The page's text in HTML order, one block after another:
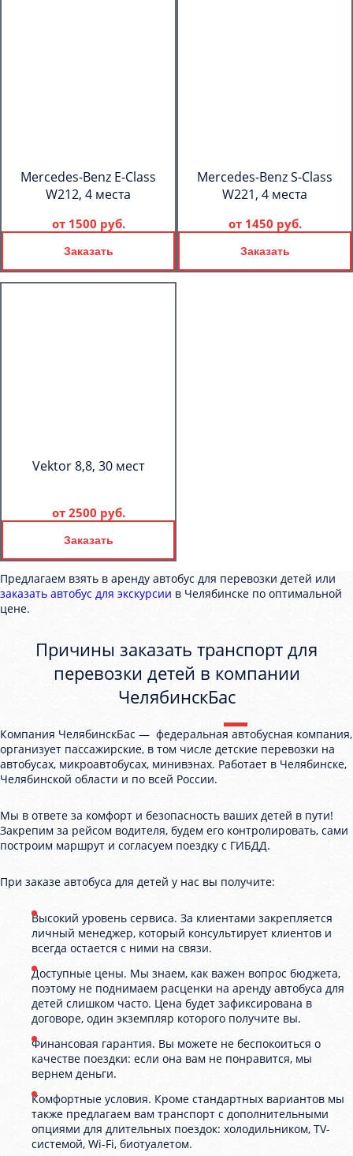
Mercedes-Benz E-Class
W212, 4 места
от 1500 руб.
Заказать
Mercedes-Benz S-Class
W221, 4 места
от 1450 руб.
Заказать
Vektor 8,8, 30 мест
от 2500 руб.
Заказать
Предлагаем взять в аренду автобус для перевозки детей или
заказать автобус для экскурсии в Челябинске по оптимальной
цене.
Причины заказать транспорт для
перевозки детей в компании
ЧелябинскБас
Компания ЧелябинскБас — федеральная автобусная компания,
организует пассажирские, в том числе детские перевозки на
автобусах, микроавтобусах, минивэнах. Работает в Челябинске,
Челябинской области и по всей России.
Мы в ответе за комфорт и безопасность ваших детей в пути!
Закрепим за рейсом водителя, будем его контролировать, сами
построим маршрут и согласуем поездку с ГИБДД.
При заказе автобуса для детей у нас вы получите:
Высокий уровень сервиса. За клиентами закрепляется
личный менеджер, который консультирует клиентов и
всегда остается с ними на связи.
Доступные цены. Мы знаем, как важен вопрос бюджета,
поэтому не поднимаем расценки на аренду автобуса для
детей слишком часто. Цена будет зафиксирована в
договоре, один экземпляр которого получите вы.
Финансовая гарантия. Вы можете не беспокоиться о
качестве поездки: если она вам не понравится, мы
вернем деньги.
Комфортные условия. Кроме стандартных вариантов мы
также предлагаем вам транспорт с дополнительными
опциями для длительных поездок: холодильником, TV-
системой, Wi-Fi, биотуалетом.